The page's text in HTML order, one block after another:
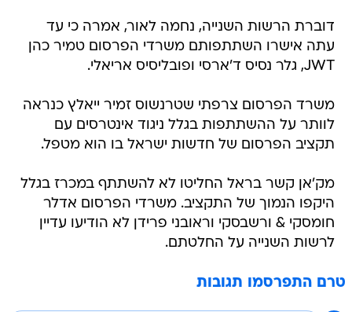
דוברת הרשות השנייה, נחמה לאור, אמרה כי עד
עתה אישרו השתתפותם משרדי הפרסום טמיר כהן
JWT, גלר נסיס ד'ארסי ופובליסיס אריאלי.
משרד הפרסום צרפתי שטרנשוס זמיר ייאלץ כנראה
לוותר על ההשתתפות בגלל ניגוד אינטרסים עם
תקציב הפרסום של חדשות ישראל בו הוא מטפל.
מק'אן קשר בראל החליטו לא להשתתף במכרז בגלל
היקפו הנמוך של התקציב. משרדי הפרסום אדלר
חומסקי & ורשבסקי וראובני פרידן לא הודיעו עדיין
לרשות השנייה על החלטתם.
טרם התפרסמו תגובות